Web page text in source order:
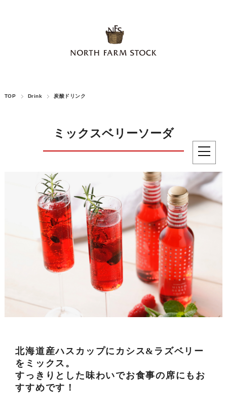
TOP Drink 炭酸ドリンク
ミックスベリーソーダ
北海道産ハスカップにカシス&ラズベリー
をミックス。
すっきりとした味わいでお食事の席にもお
すすめです！